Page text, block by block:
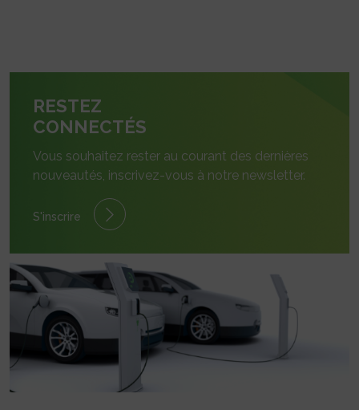
RESTEZ
CONNECTÉS
Vous souhaitez rester au courant des dernières
nouveautés, inscrivez-vous à notre newsletter.
S'inscrire